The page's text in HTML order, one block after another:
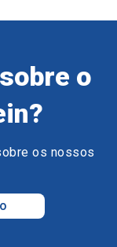
o
os nossos